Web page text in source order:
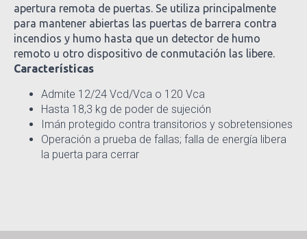
apertura remota de puertas. Se utiliza principalmente
para mantener abiertas las puertas de barrera contra
incendios y humo hasta que un detector de humo
remoto u otro dispositivo de conmutación las libere.
Características
Admite 12/24 Vcd/Vca o 120 Vca
Hasta 18,3 kg de poder de sujeción
Imán protegido contra transitorios y sobretensiones
Operación a prueba de fallas; falla de energía libera
la puerta para cerrar